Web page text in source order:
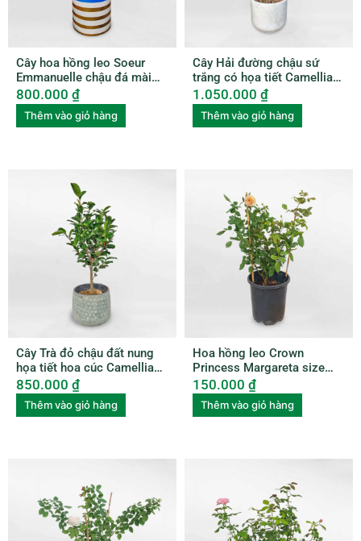
Cây hoa hồng leo Soeur
Emmanuelle chậu đá mài
ROSE003
800.000 ₫
Thêm vào giỏ hàng
Cây Hải đường chậu sứ
trắng có họa tiết Camellia
amplexicaulis CAME001
1.050.000 ₫
Thêm vào giỏ hàng
Cây Trà đỏ chậu đất nung
họa tiết hoa cúc Camellia
Japonica
850.000 ₫
Thêm vào giỏ hàng
Hoa hồng leo Crown
Princess Margareta size
nhỏ ROSE010
150.000 ₫
Thêm vào giỏ hàng